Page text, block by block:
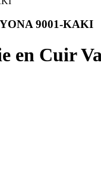
YONA 9001-KAKI
en Cuir